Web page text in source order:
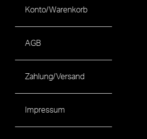
Konto/Warenkorb
AGB
Zahlung/Versand
Impressum